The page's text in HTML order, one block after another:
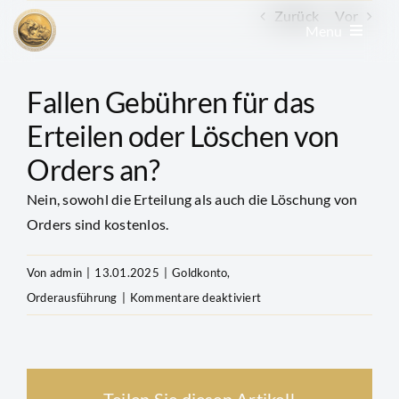
Zum
Inhalt
Menu
Edelmetall kaufen
Edelmetall verkaufen
Goldkonto
GoldRevolution
Zurück Vor
Fallen Gebühren für das
Erteilen oder Löschen von
Orders an?
Nein, sowohl die Erteilung als auch die Löschung von
Orders sind kostenlos.
Von admin 13.01.2025 Goldkonto,
Orderausführung
Kommentare deaktiviertfür
für